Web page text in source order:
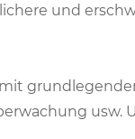
und
usw.